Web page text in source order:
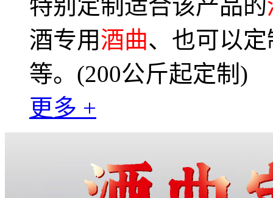
特别定制适合该产品的
酒专用酒曲、也可以
等。(200公斤起定制)
更多 +